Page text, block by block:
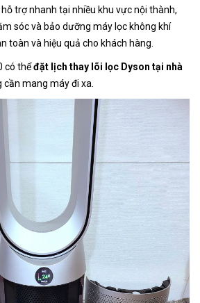
trợ nhanh tại nhiều khu vực nội thành,
sóc và bảo dưỡng máy lọc không khí
toàn và hiệu quả cho khách hàng.
có thểđặt lịch thay lõi lọc Dyson tại nhà
mang máy đi xa.